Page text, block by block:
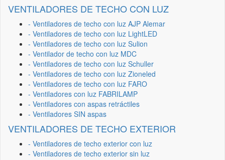
VENTILADORES DE TECHO CON LUZ
- Ventiladores de techo con luz AJP Alemar
- Ventiladores de techo con luz LightLED
- Ventiladores de techo con luz Sulion
- Ventilador de techo con luz MDC
- Ventiladores de techo con luz Schuller
- Ventiladores de techo con luz Zioneled
- Ventiladores de techo con luz FARO
- Ventiladores con luz FABRILAMP
- Ventiladores con aspas retráctiles
- Ventiladores SIN aspas
VENTILADORES DE TECHO EXTERIOR
- Ventiladores de techo exterior con luz
- Ventiladores de techo exterior sin luz